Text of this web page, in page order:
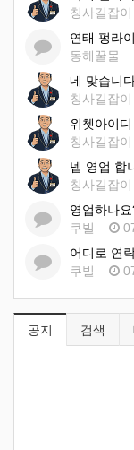
칭사길잡이
동해꿀물
네 맞습니
칭사길잡이
위쳇아이
칭사길잡이
넵 영업 합
칭사길잡이
영업하나
쿠빌
어디로 연
쿠빌
공지 검색